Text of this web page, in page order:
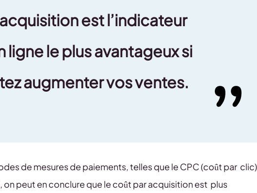
est l’indicateur
ligne le plus avantageux si
augmenter vos ventes.
de mesures de paiements, telles que le CPC (coût par clic)
on peut en conclure que le coût par acquisition est plus